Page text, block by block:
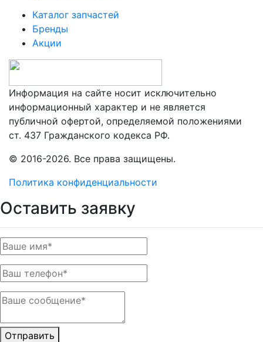
Информация на сайте носит исключительно
информационный характер и не является
публичной офертой, определяемой положениями
ст. 437 Гражданского кодекса РФ.
Каталог запчастей
Бренды
Акции
© 2016-2026. Все права защищены.
Политика конфиденциальности
Оставить заявку
Отправить